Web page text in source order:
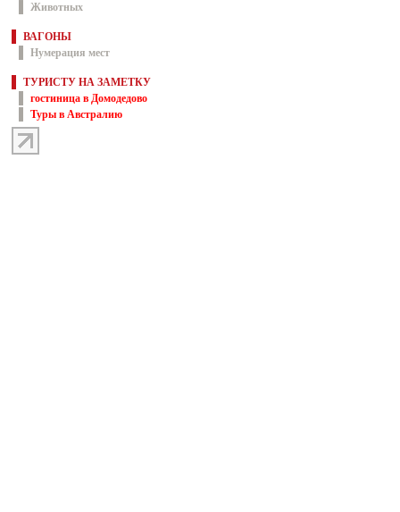
Животных
ВАГОНЫ
Нумерация мест
ТУРИСТУ НА ЗАМЕТКУ
гостиница в Домодедово
Туры в Австралию